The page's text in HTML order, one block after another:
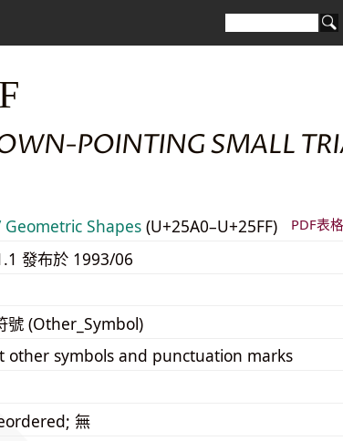
POINTING SMALL
Geometric Shapes (U+25A0–U+25FF) PDF表格
發布於 1993/06
號 (Other_Symbol)
other symbols and punctuation marks
無